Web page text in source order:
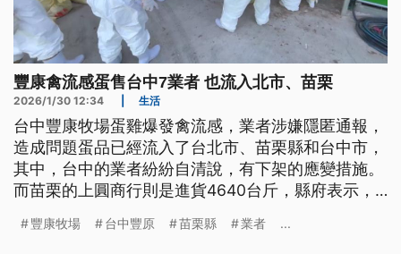
豐康禽流感蛋售台中7業者 也流入北市、苗栗
2026/1/30 12:34 生活
台中豐康牧場蛋雞爆發禽流感，業者涉嫌隱匿通報，
造成問題蛋品已經流入了台北市、苗栗縣和台中市，
其中，台中的業者紛紛自清說，有下架的應變措施。
而苗栗的上圓商行則是進貨4640台斤，縣府表示，
生禽流感，衛福部表示，會積極防堵監測禽傳人的風
豐康牧場 台中豐原 苗栗縣 業者 ...